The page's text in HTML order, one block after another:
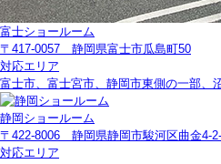
富士ショールーム
〒417-0057 静岡県富士市瓜島町50
対応エリア
富士市、富士宮市、静岡市東側の一部、
静岡ショールーム
〒422-8006 静岡県静岡市駿河区曲金4-
対応エリア